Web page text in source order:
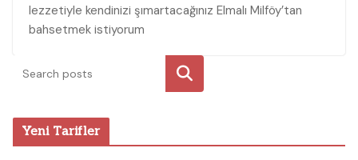
lezzetiyle kendinizi şımartacağınız Elmalı Milföy’tan
bahsetmek istiyorum
Ara
Yeni Tarifler